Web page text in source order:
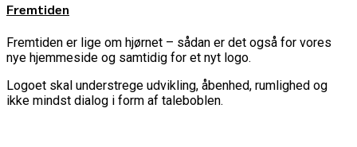
Fremtiden
Fremtiden er lige om hjørnet – sådan er det også for vores
nye hjemmeside og samtidig for et nyt logo.
Logoet skal understrege udvikling, åbenhed, rumlighed og
ikke mindst dialog i form af taleboblen.